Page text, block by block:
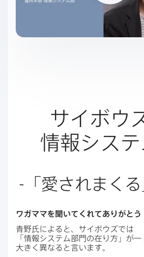
サイボウ
情報シス
- 「愛されまく
ワガママを​聞いてくれて​ありがとう
青野氏に​よると、​サイボウズでは​
「情報システム部門の​在り方」が​一
大きく​異なると​言います。